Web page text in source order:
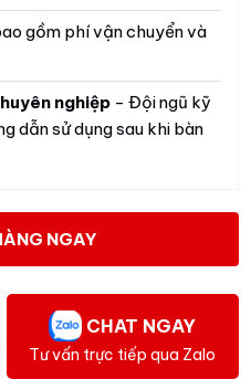
gồm phí vận chuyển và
nghiệp - Đội ngũ kỹ
dẫn sử dụng sau khi bàn
NGAY
CHAT NGAY
Tư vấn trực tiếp qua Zalo